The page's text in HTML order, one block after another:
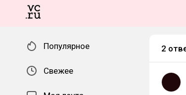
Популярное
Свежее
2